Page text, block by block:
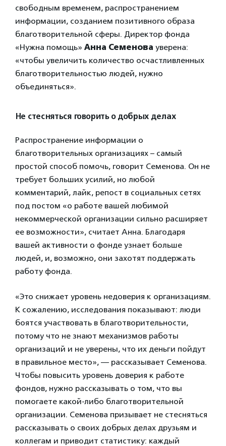
свободным временем, распространением
информации, созданием позитивного образа
благотворительной сферы. Директор фонда
«Нужна помощь» Анна Семенова уверена:
«чтобы увеличить количество осчастливленных
благотворительностью людей, нужно
объединяться».
Не стесняться говорить о добрых делах
Распространение информации о
благотворительных организациях – самый
простой способ помочь, говорит Семенова. Он не
требует больших усилий, но любой
комментарий, лайк, репост в социальных сетях
под постом «о работе вашей любимой
некоммерческой организации сильно расширяет
ее возможности», считает Анна. Благодаря
вашей активности о фонде узнает больше
людей, и, возможно, они захотят поддержать
работу фонда.
«Это снижает уровень недоверия к организациям.
К сожалению, исследования показывают: люди
боятся участвовать в благотворительности,
потому что не знают механизмов работы
организаций и не уверены, что их деньги пойдут
в правильное место», — рассказывает Семенова.
Чтобы повысить уровень доверия к работе
фондов, нужно рассказывать о том, что вы
помогаете какой-либо благотворительной
организации. Семенова призывает не стесняться
рассказывать о своих добрых делах друзьям и
коллегам и приводит статистику: каждый